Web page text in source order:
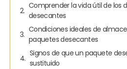
Comprender la vida útil de los
desecantes
Condiciones ideales de
paquetes desecantes
Signos de que un paquete
sustituido